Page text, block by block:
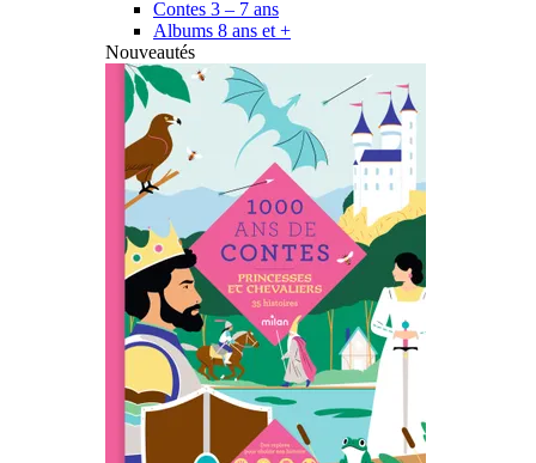
Contes 3 – 7 ans
Albums 8 ans et +
Nouveautés